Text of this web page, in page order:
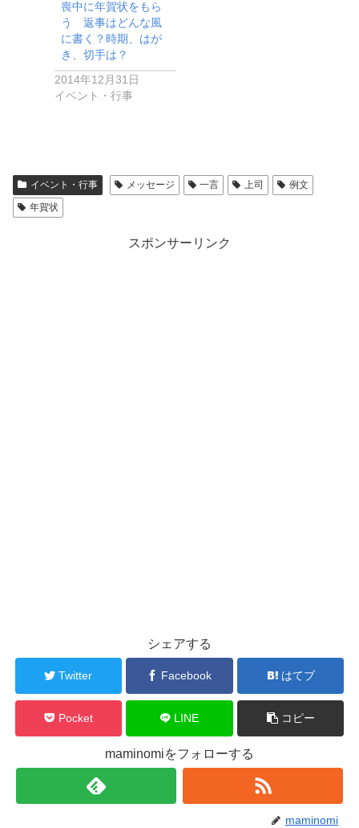
喪中に年賀状をもら
う 返事はどんな風
に書く？時期、はが
き、切手は？
2014年12月31日
イベント・行事
イベント・行事 メッセージ 一言 上司
例文
年賀状
スポンサーリンク
シェアする
Twitter Facebook はてブ
Pocket LINE コピー
maminomiをフォローする
maminomi